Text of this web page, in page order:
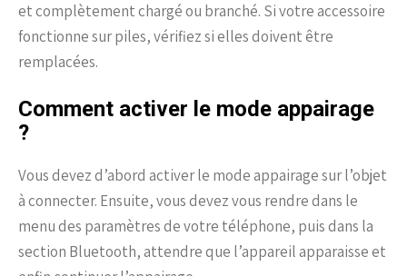
et complètement chargé ou branché. Si votre accessoire
fonctionne sur piles, vérifiez si elles doivent être
remplacées.
Comment activer le mode appairage
?
Vous devez d’abord activer le mode appairage sur l’objet
à connecter. Ensuite, vous devez vous rendre dans le
menu des paramètres de votre téléphone, puis dans la
section Bluetooth, attendre que l’appareil apparaisse et